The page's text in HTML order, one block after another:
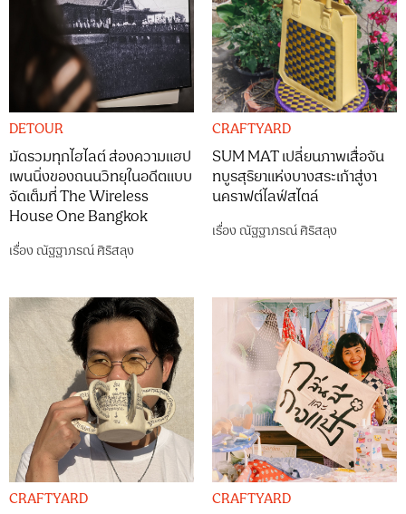
DETOUR
มัดรวมทุกไฮไลต์ ส่องความแฮป
เพนนิ่งของถนนวิทยุในอดีตแบบ
จัดเต็มที่ The Wireless
House One Bangkok
เรื่องณัฐฐาภรณ์ ศิริสลุง
CRAFTYARD
SUM MAT เปลี่ยนภาพเสื่อจัน
ทบูรสุริยาแห่งบางสระเก้าสู่งา
นคราฟต์ไลฟ์สไตล์
เรื่องณัฐฐาภรณ์ ศิริสลุง
CRAFTYARD CRAFTYARD